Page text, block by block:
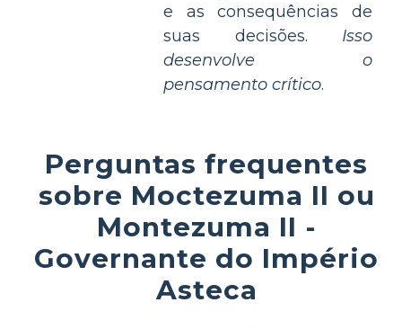
e as consequências de
suas decisões. Isso
desenvolve o
pensamento crítico.
Perguntas frequentes
sobre Moctezuma II ou
Montezuma II -
Governante do Império
Asteca